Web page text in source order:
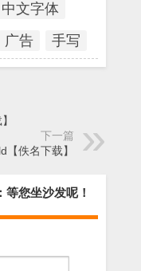
中文字体
广告 手写
下一篇
佚名下载】
您坐沙发呢！